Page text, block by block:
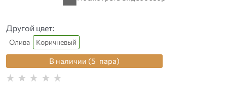
Другой цвет:
Олива Коричневый
В наличии (5 пара)